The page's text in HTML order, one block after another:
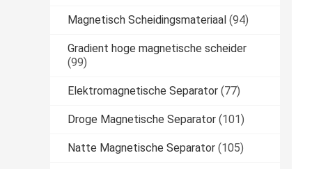
Magnetisch Scheidingsmateriaal (94)
Gradient hoge magnetische scheider
(99)
Elektromagnetische Separator (77)
Droge Magnetische Separator (101)
Natte Magnetische Separator (105)